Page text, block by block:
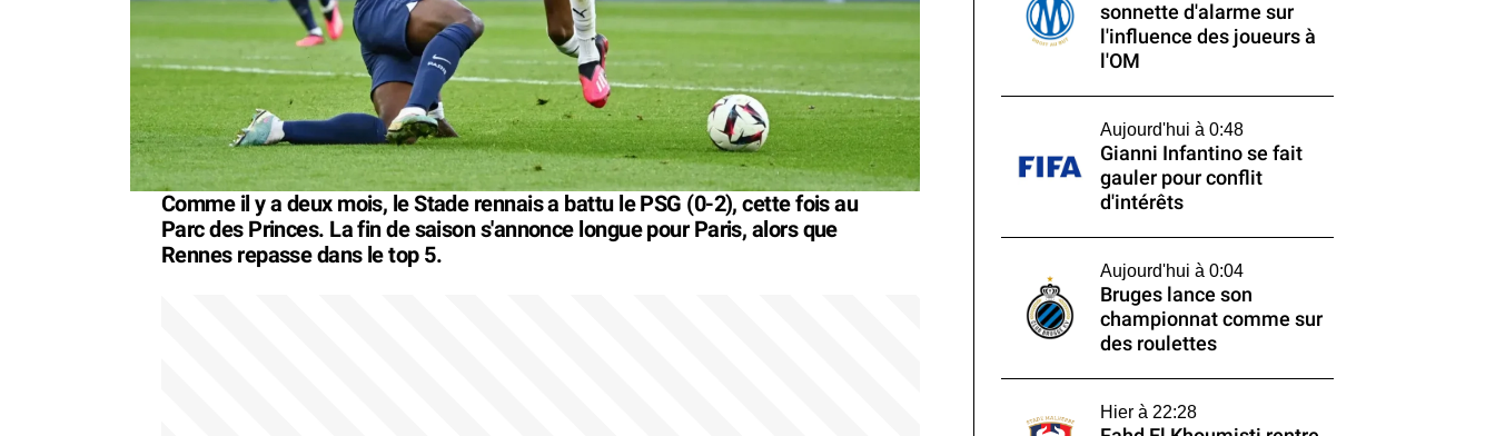
Comme il y a deux mois, le Stade rennais a battu le PSG (0-2), cette fois au
Parc des Princes. La fin de saison s'annonce longue pour Paris, alors que
Rennes repasse dans le top 5.
sonnette d'alarme sur
l'influence des joueurs à
l'OM
Aujourd'hui à 0:48
Gianni Infantino se fait
gauler pour conflit
d'intérêts
Aujourd'hui à 0:04
Bruges lance son
championnat comme sur
des roulettes
Hier à 22:28